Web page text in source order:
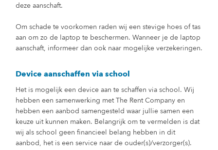
deze aanschaft.
Om schade te voorkomen raden wij een stevige hoes of tas
aan om zo de laptop te beschermen. Wanneer je de laptop
aanschaft, informeer dan ook naar mogelijke verzekeringen.
Device aanschaffen via school
Het is mogelijk een device aan te schaffen via school. Wij
hebben een samenwerking met The Rent Company en
hebben een aanbod samengesteld waar jullie samen een
keuze uit kunnen maken. Belangrijk om te vermelden is dat
wij als school geen financieel belang hebben in dit
aanbod, het is een service naar de ouder(s)/verzorger(s).